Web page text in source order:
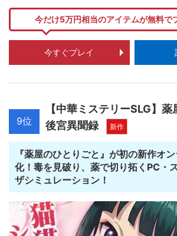
今だけ5万円相当のアイテムが無料で
今すぐプレイ
9位
【中華ミステリーSLG】
後宮異聞録
新作
『薬屋のひとりごと』が初の新作オ
化！毒を見破り、薬で切り拓くPC・
ザシミュレーション！